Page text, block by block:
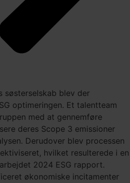
søsterselskab blev der
optimeringen. Et talentteam
med at gennemføre
deres Scope 3 emissioner
Derudover blev processen
hvilket resulterede i en
2024 ESG rapport.
økonomiske incitamenter